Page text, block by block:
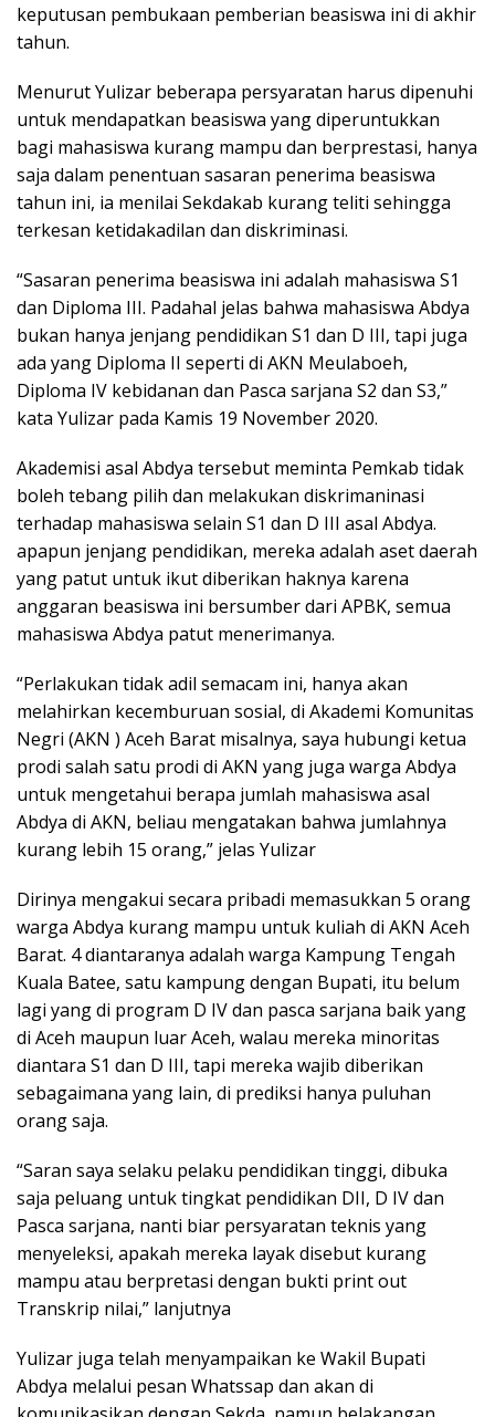
keputusan pembukaan pemberian beasiswa ini di akhir
tahun.
Menurut Yulizar beberapa persyaratan harus dipenuhi
untuk mendapatkan beasiswa yang diperuntukkan
bagi mahasiswa kurang mampu dan berprestasi, hanya
saja dalam penentuan sasaran penerima beasiswa
tahun ini, ia menilai Sekdakab kurang teliti sehingga
terkesan ketidakadilan dan diskriminasi.
“Sasaran penerima beasiswa ini adalah mahasiswa S1
dan Diploma III. Padahal jelas bahwa mahasiswa Abdya
bukan hanya jenjang pendidikan S1 dan D III, tapi juga
ada yang Diploma II seperti di AKN Meulaboeh,
Diploma IV kebidanan dan Pasca sarjana S2 dan S3,”
kata Yulizar pada Kamis 19 November 2020.
Akademisi asal Abdya tersebut meminta Pemkab tidak
boleh tebang pilih dan melakukan diskrimaninasi
terhadap mahasiswa selain S1 dan D III asal Abdya.
apapun jenjang pendidikan, mereka adalah aset daerah
yang patut untuk ikut diberikan haknya karena
anggaran beasiswa ini bersumber dari APBK, semua
mahasiswa Abdya patut menerimanya.
“Perlakukan tidak adil semacam ini, hanya akan
melahirkan kecemburuan sosial, di Akademi Komunitas
Negri (AKN ) Aceh Barat misalnya, saya hubungi ketua
prodi salah satu prodi di AKN yang juga warga Abdya
untuk mengetahui berapa jumlah mahasiswa asal
Abdya di AKN, beliau mengatakan bahwa jumlahnya
kurang lebih 15 orang,” jelas Yulizar
Dirinya mengakui secara pribadi memasukkan 5 orang
warga Abdya kurang mampu untuk kuliah di AKN Aceh
Barat. 4 diantaranya adalah warga Kampung Tengah
Kuala Batee, satu kampung dengan Bupati, itu belum
lagi yang di program D IV dan pasca sarjana baik yang
di Aceh maupun luar Aceh, walau mereka minoritas
diantara S1 dan D III, tapi mereka wajib diberikan
sebagaimana yang lain, di prediksi hanya puluhan
orang saja.
“Saran saya selaku pelaku pendidikan tinggi, dibuka
saja peluang untuk tingkat pendidikan DII, D IV dan
Pasca sarjana, nanti biar persyaratan teknis yang
menyeleksi, apakah mereka layak disebut kurang
mampu atau berpretasi dengan bukti print out
Transkrip nilai,” lanjutnya
Yulizar juga telah menyampaikan ke Wakil Bupati
Abdya melalui pesan Whatssap dan akan di